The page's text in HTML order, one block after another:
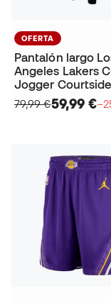
OFERTA
Pantalón largo
Angeles Lakers
Jogger Courtside
79,99 €59,99 €